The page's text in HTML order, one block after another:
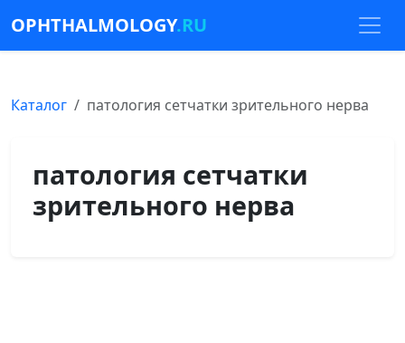
OPHTHALMOLOGY.RU
Каталог патология сетчатки зрительного нерва
патология сетчатки
зрительного нерва